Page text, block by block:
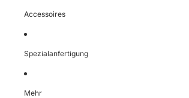
Accessoires
Spezialanfertigung
Mehr